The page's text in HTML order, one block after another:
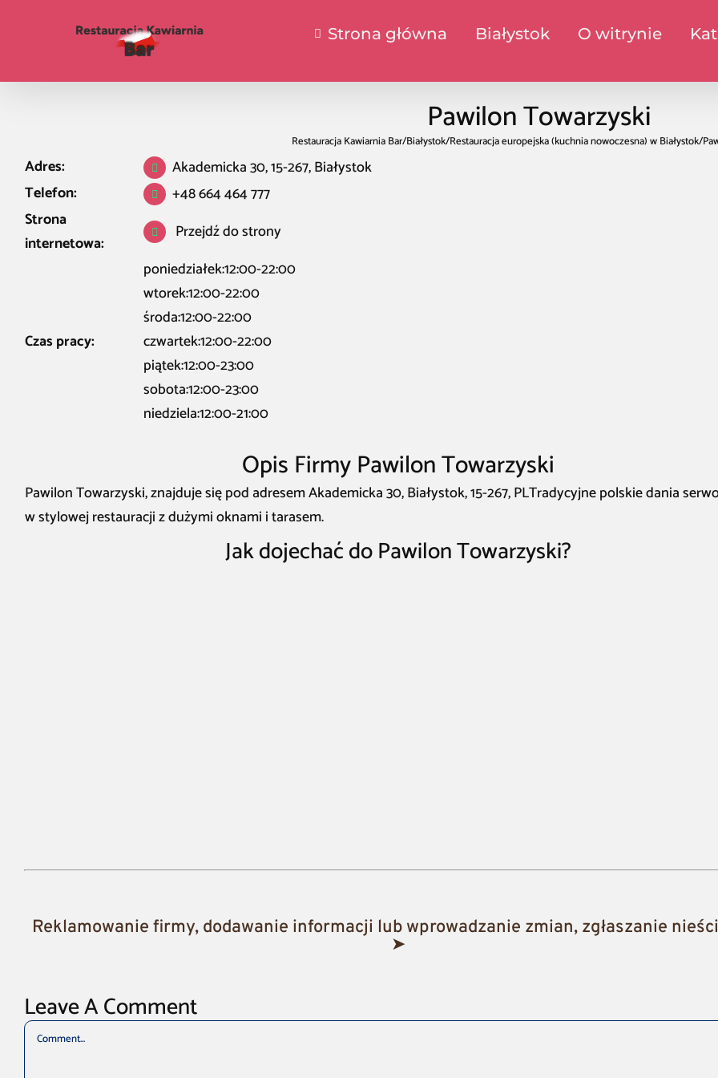
Strona główna Białystok O witrynie
Pawilon Towarzyski
Restauracja Kawiarnia Bar/Białystok/Restauracja europejska (kuchnia nowoczesna) w Białystok/
Adres:
Akademicka 30, 15-267, Białystok
Telefon:
+48 664 464 777
Strona
internetowa:
Przejdź do strony
Czas pracy:
poniedziałek:12:00-22:00
wtorek:12:00-22:00
środa:12:00-22:00
czwartek:12:00-22:00
piątek:12:00-23:00
sobota:12:00-23:00
niedziela:12:00-21:00
Opis Firmy Pawilon Towarzyski
Pawilon Towarzyski, znajduje się pod adresem Akademicka 30, Białystok, 15-267, PLTradycyjne polskie dania
w stylowej restauracji z dużymi oknami i tarasem.
Jak dojechać do Pawilon Towarzyski?
Reklamowanie firmy, dodawanie informacji lub wprowadzanie zmian, zgłaszanie
➤
Leave A Comment
Comment